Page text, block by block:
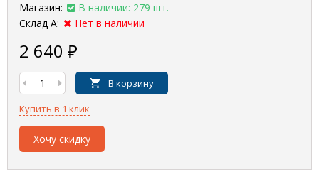
Магазин:
В наличии: 279 шт.
Склад А:
Нет в наличии
2 640 ₽
В корзину
Купить в 1 клик
Хочу скидку